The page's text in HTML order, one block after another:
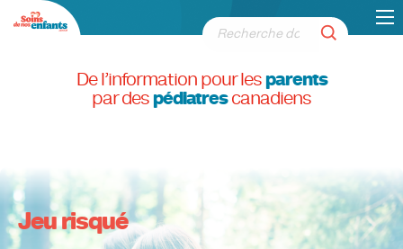
De l’information pour les parents
par des pédiatrescanadiens
Jeu risqué